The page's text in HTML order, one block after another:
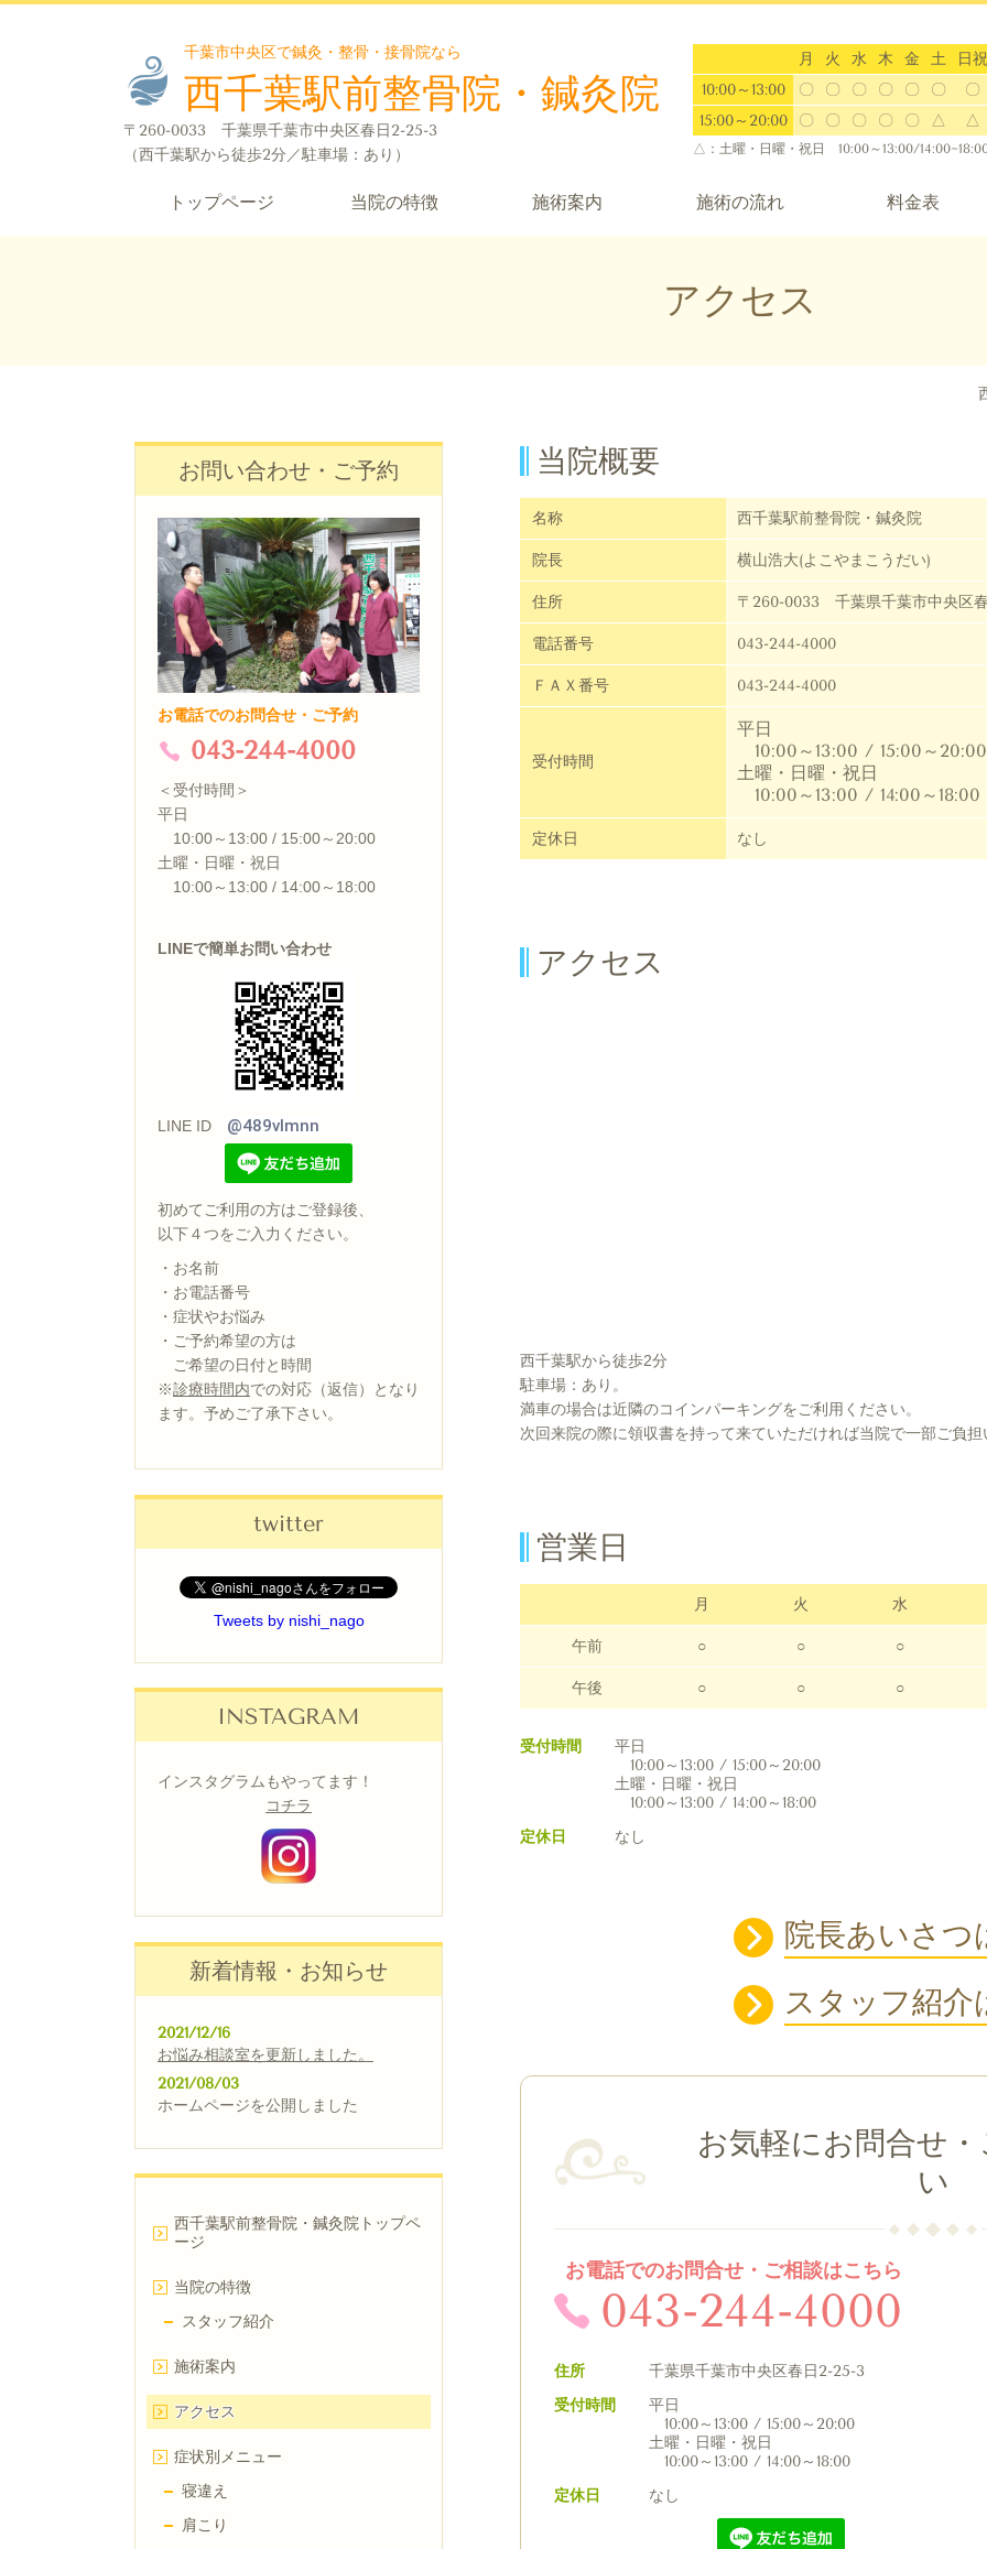
千葉市中央区で鍼灸・整骨・接骨院なら
西千葉駅前整骨院・鍼灸院
〒260-0033 千葉県千葉市中央区春日2-25-3
（西千葉駅から徒歩2分／駐車場：あり）
月 火 水 木 金 土
日祝
10:00～13:00
〇 〇 〇 〇 〇 〇
〇
15:00～20:00
〇 〇 〇 〇 〇 △ △
△： 土曜・日曜・祝日 10:00～13:00/
トップページ 当院の特徴 施術案内 施術の流れ 料金表
アクセス
当院概要
名称 西千葉駅前整骨院・鍼灸院
院長 横山浩大(よこやまこうだい)
住所 〒260-0033 千葉県千葉市中央区
電話番号 043-244-4000
ＦＡＸ番号 043-244-4000
受付時間
平日
10:00～13:00 / 15:00～20:00
土曜・日曜・祝日
10:00～13:00 / 14:00～18:00
定休日 なし
アクセス
西千葉駅から徒歩2分
駐車場：あり。
満車の場合は近隣のコインパーキングをご利用ください。
次回来院の際に領収書を持って来ていただければ当院で一部ご負
営業日
月 火 水
午前 ○ ○ ○
午後 ○ ○ ○
受付時間
平日
10:00～13:00 / 15:00～20:00
土曜・日曜・祝日
10:00～13:00 / 14:00～18:00
定休日
なし
院長あいさつ
スタッフ紹介
お気軽にお問合せ
い
お電話でのお問合せ・ご相談はこちら
043-244-4000
住所
千葉県千葉市中央区春日2-25-3
受付時間
平日
10:00～13:00 / 15:00～20:00
土曜・日曜・祝日
10:00～13:00 / 14:00～18:00
定休日
なし
お問い合わせ・ご予約
お電話でのお問合せ・ご予約
043-244-4000
＜受付時間＞
平日
10:00～13:00 / 15:00～20:00
土曜・日曜・祝日
10:00～13:00 / 14:00～18:00
LINEで簡単お問い合わせ
LINE ID @489vlmnn
初めてご利用の方はご登録後、
以下４つをご入力ください。
・お名前
・お電話番号
・症状やお悩み
・ご予約希望の方は
ご希望の日付と時間
※診療時間内での対応（返信）となり
ます。予めご了承下さい。
twitter
Tweets by nishi_nago
INSTAGRAM
インスタグラムもやってます！
コチラ
新着情報・お知らせ
2021/12/16
お悩み相談室を更新しました。
2021/08/03
ホームページを公開しました
西千葉駅前整骨院・鍼灸院トップペ
ージ
当院の特徴
スタッフ紹介
施術案内
アクセス
症状別メニュー
寝違え
肩こり